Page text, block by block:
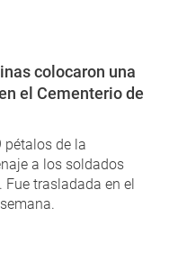
colocaron una
el Cementerio de
pétalos de la
a los soldados
trasladada en el